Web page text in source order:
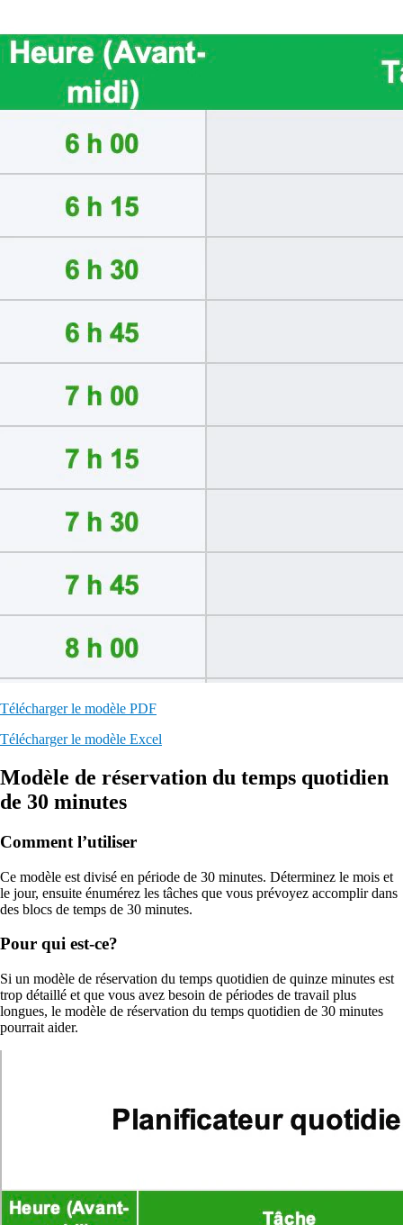
Télécharger le modèle PDF
Télécharger le modèle Excel
Modèle de réservation du temps quotidien
de 30 minutes
Comment l’utiliser
Ce modèle est divisé en période de 30 minutes. Déterminez le mois et
le jour, ensuite énumérez les tâches que vous prévoyez accomplir dans
des blocs de temps de 30 minutes.
Pour qui est-ce?
Si un modèle de réservation du temps quotidien de quinze minutes est
trop détaillé et que vous avez besoin de périodes de travail plus
longues, le modèle de réservation du temps quotidien de 30 minutes
pourrait aider.